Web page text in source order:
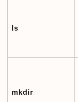
ls
mkdir